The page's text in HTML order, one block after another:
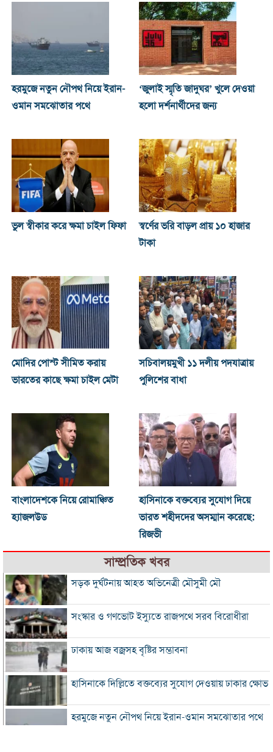
হরমুজে নতুন নৌপথ নিয়ে ইরান-
ওমান সমঝোতার পথে
‘জুলাই স্মৃতি জাদুঘর’ খুলে দেওয়া
হলো দর্শনার্থীদের জন্য
ভুল স্বীকার করে ক্ষমা চাইল ফিফা
স্বর্ণের ভরি বাড়ল প্রায় ১০ হাজার
টাকা
মোদির পোস্ট সীমিত করায়
ভারতের কাছে ক্ষমা চাইল মেটা
সচিবালয়মুখী ১১ দলীয় পদযাত্রায়
পুলিশের বাধা
বাংলাদেশকে নিয়ে রোমাঞ্চিত
হ্যাজলউড
হাসিনাকে বক্তব্যের সুযোগ দিয়ে
ভারত শহীদদের অসম্মান করেছে:
রিজভী
সাম্প্রতিক খবর
সড়ক দুর্ঘটনায় আহত অভিনেত্রী মৌসুমী মৌ
সংস্কার ও গণভোট ইস্যুতে রাজপথে সরব বিরোধীরা
ঢাকায় আজ বজ্রসহ বৃষ্টির সম্ভাবনা
হাসিনাকে দিল্লিতে বক্তব্যের সুযোগ দেওয়ায় ঢাকার ক্ষোভ
হরমুজে নতুন নৌপথ নিয়ে ইরান-ওমান সমঝোতার পথে